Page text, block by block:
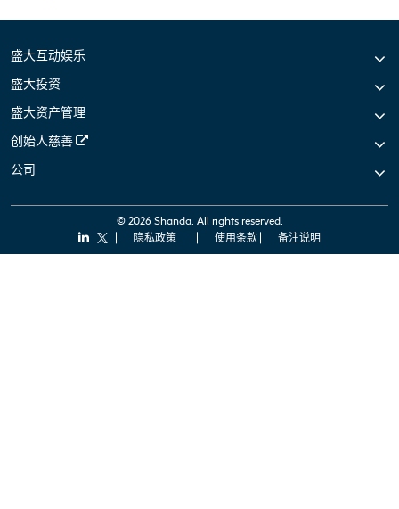
盛大互动娱乐
盛大投资
盛大资产管理
创始人慈善
公司
© 2026 Shanda. All rights reserved.
隐私政策
使用条款 备注说明